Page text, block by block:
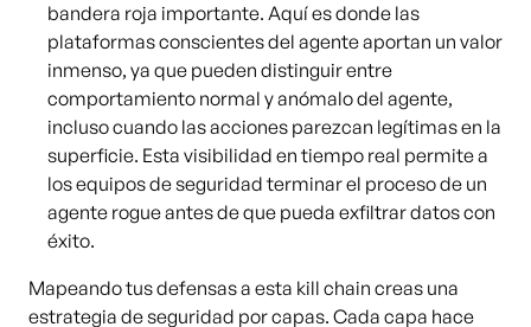
bandera roja importante. Aquí es donde las
plataformas conscientes del agente aportan un valor
inmenso, ya que pueden distinguir entre
comportamiento normal y anómalo del agente,
incluso cuando las acciones parezcan legítimas en la
superficie. Esta visibilidad en tiempo real permite a
los equipos de seguridad terminar el proceso de un
agente rogue antes de que pueda exfiltrar datos con
éxito.
Mapeando tus defensas a esta kill chain creas una
estrategia de seguridad por capas. Cada capa hace